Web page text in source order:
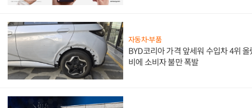
자동차·부품
BYD코리아 가격 앞세워 수입차 4위
비에 소비자 불만 폭발